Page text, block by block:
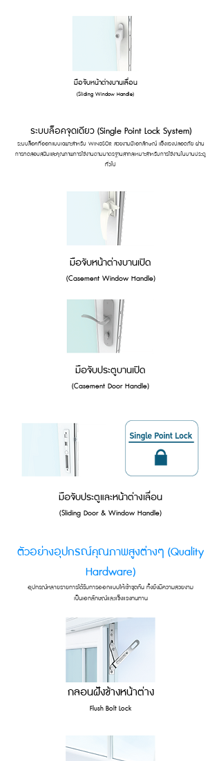
มือจับหน้าต่างบานเลื่อน
(Sliding Window Handle)
ระบบล็อคจุดเดียว (Single Point Lock System)
ระบบล็อคที่ออกแบบเฉพาะสำหรับ WINDSOR สวยงามมีเอกลักษณ์ แข็งแรงปลอดภัย ผ่าน
การทดสอบสนิมและคุณภาพการใช้งานตามมาตรฐานสากลเหมาะสำหรับการใช้งานในบานประตู
ทั่วไป
มือจับหน้าต่างบานเปิด
(Casement Window Handle)
มือจับประตูบานเปิด
(Casement Door Handle)
มือจับประตูและหน้าต่างเลื่อน
(Sliding Door & Window Handle)
ตัวอย่างอุปกรณ์คุณภาพสูงต่างๆ (Quality
Hardware)
อุปกรณ์หลายรายการได้รับการออกแบบให้เข้าชุดกัน ทั้งยังมีความสวยงาม
เป็นเอกลักษณ์และแข็งแรงทนทาน
กลอนฝังข้างหน้าต่าง
Flush Bolt Lock